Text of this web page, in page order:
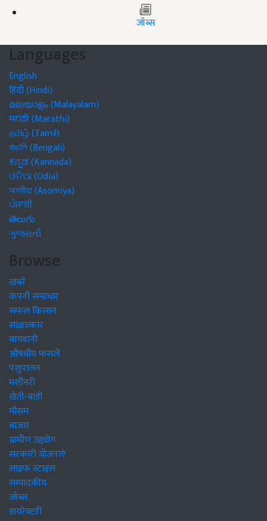
जॉब्स
Languages
English
हिंदी (Hindi)
മലയാളം (Malayalam)
मराठी (Marathi)
தமிழ் (Tamil)
বাঙালি (Bengali)
ಕನ್ನಡ (Kannada)
ଓଡିଆ (Odia)
অসমীয়া (Asomiya)
ਪੰਜਾਬੀ
తెలుగు
ગુજરાતી
Browse
खबरें
कंपनी समाचार
सफल किसान
साक्षात्कार
बागवानी
औषधीय फसलें
पशुपालन
मशीनरी
खेती-बाड़ी
मौसम
बाजार
ग्रामीण उद्द्योग
सरकारी योजनाएं
लाइफ स्टाइल
सम्पादकीय
जॉब्स
डायरेक्टरी